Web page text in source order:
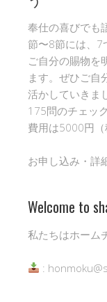
奉仕の喜びでも
節〜8節には、7
ご自分の賜物を
ます。ぜひご自
活かしていきま
175問のチェッ
費用は5000円（
お申し込み・詳
Welcome to
私たちはホーム
: